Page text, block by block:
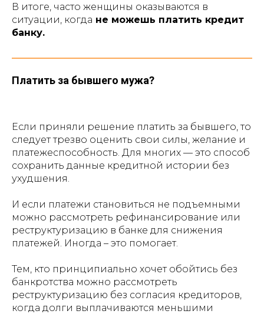
В итоге, часто женщины оказываются в
ситуации, когда не можешь платить кредит
банку.
Платить за бывшего мужа?
Если приняли решение платить за бывшего, то
следует трезво оценить свои силы, желание и
платежеспособность. Для многих — это способ
сохранить данные кредитной истории без
ухудшения.
И если платежи становиться не подъемными
можно рассмотреть рефинансирование или
реструктуризацию в банке для снижения
платежей. Иногда – это помогает.
Тем, кто принципиально хочет обойтись без
банкротства можно рассмотреть
реструктуризацию без согласия кредиторов,
когда долги выплачиваются меньшими